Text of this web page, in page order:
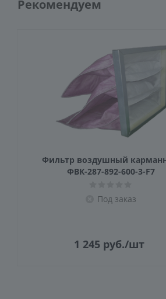
Рекомендуем
Фильтр воздушный
ФВК-287-892-600-3-F7
Под заказ
1 245руб./шт